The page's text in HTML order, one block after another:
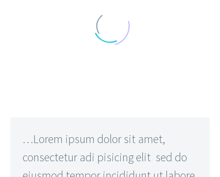
…Lorem ipsum dolor sit amet,
consectetur adi pisicing elit sed do